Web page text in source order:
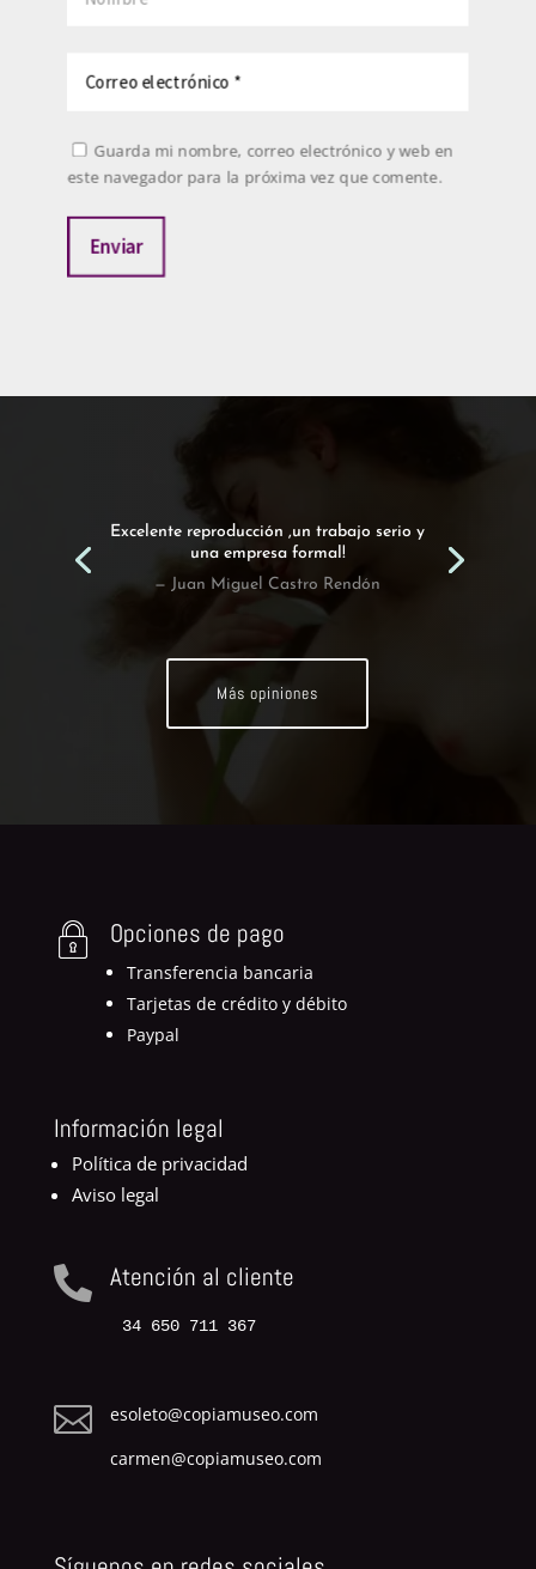
Guarda mi nombre, correo electrónico y web en
este navegador para la próxima vez que comente.
Enviar
Excelente reproducción ,un trabajo serio y
una empresa formal!
— Juan Miguel Castro Rendón
Más opiniones
Opciones de pago
Transferencia bancaria
Tarjetas de crédito y débito
Paypal
Información legal
Política de privacidad
Aviso legal
 Atención al cliente
34 650 711 367

esoleto@copiamuseo.com
carmen@copiamuseo.com